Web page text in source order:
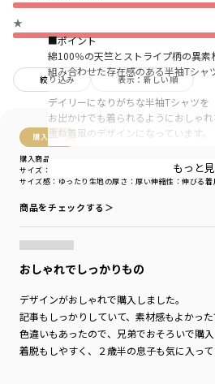
★
絞り込み 表示：新しい順
購入商品
購入商品
サイズ感 ：ゆったり 生地の厚さ ：厚い伸縮性 ：伸びる着
サイズ：110cm
商品をチェックする＞
おしゃれでしっかりもの
デザインがおしゃれで購入しました。
記事もしっかりしていて、素材感もよかった
色違いもあったので、兄弟でおそろいで購入
着脱もしやすく、２歳半の息子も気に入って
■ポイント
綿100％の天竺とストライプ柄の異素
組み合わせた存在感のある半袖Tシャ
デイリーになりがちな半袖Tシャツを
お出かけでも着られるようにおしゃれ
重ね着風のデザインになっています。
配色使いのストライプとの組み合わ
落ち着いた印象のカラーに仕上がっ
前身頃のメッセージプリントも
さりげないポイントです〇
■素材
太い糸を使用した天竺で
丈夫で型崩れしにくいしっかりとした
-----
もっと